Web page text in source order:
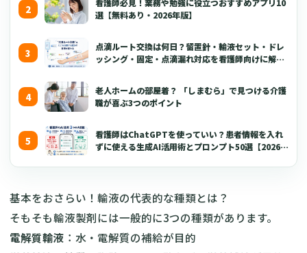
看護師必見！業務や勉強に役立つおすすめアプリ10
選【無料あり・2026年版】
点滴ルート交換は何日？留置針・輸液セット・ドレ
ッシング・固定・点滴漏れ対応を看護師向けに解説
老人ホームの部屋着？ 「しまむら」で見つける介護
職が喜ぶ3つのポイント
看護師はChatGPTを使っていい？患者情報を入れ
ずに使える生成AI活用術とプロンプト50選【2026年
基本をおさらい！輸液の代表的な種類とは？
そもそも輸液製剤には一般的に3つの種類があります。
電解質輸液 ：水・電解質の補給が目的